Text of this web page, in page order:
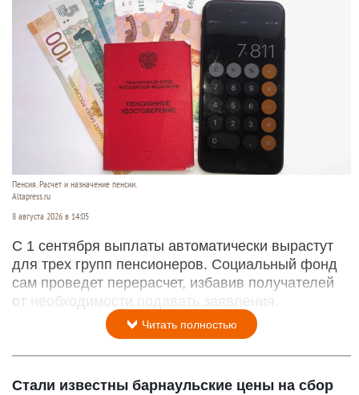
Пенсия. Расчет и назначение пенсии.
Altapress.ru
8 августа 2026 в 14:05
С 1 сентября выплаты автоматически вырастут
для трех групп пенсионеров. Социальный фонд
сам проведет перерасчет, избавив получателей
от необходимости подавать заявления.
Читать полностью
Стали известны барнаульские цены на сбор